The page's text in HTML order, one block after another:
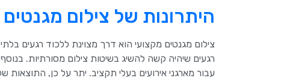
היתרונות של צילום
צילום מגנטים מקצועי הוא דרך מצוינת ללכוד רגעים
רגעים שיהיה קשה להשיג בשיטות צילום מסורתיות.
עבור מארגני אירועים בעלי תקציב. יתר על כן,